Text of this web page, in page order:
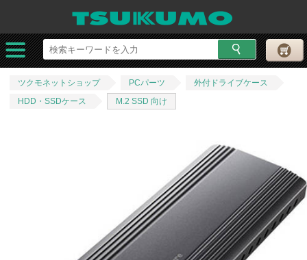
ツクモネットショップ PCパーツ
外付ドライブケース
HDD・SSDケース
M.2 SSD 向け